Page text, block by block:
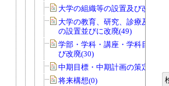
大学の組織等の設置及び改廃(57)
大学の教育、研究、診療及び事
の設置並びに改廃(49)
学部・学科・講座・学科目等の
び改廃(30)
中期目標・中期計画の策定(0)
将来構想(0)